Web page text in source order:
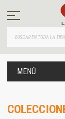
contenido
MENÚ